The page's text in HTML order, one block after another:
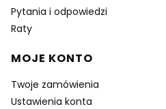
Pytania i odpowiedzi
Raty
MOJE KONTO
Twoje zamówienia
Ustawienia konta